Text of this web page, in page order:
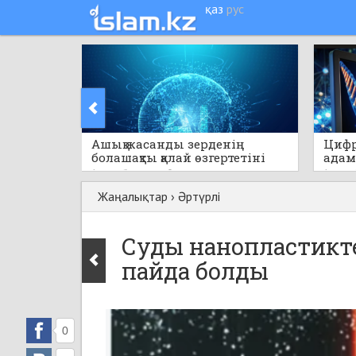
қаз рус
Ашық жасанды зерденің
болашақты қалай өзгертетіні
айтылды
1 сағат бұрын 0 1
Жаңалықтар › Әртүрлі
Суды
пайда болды
0